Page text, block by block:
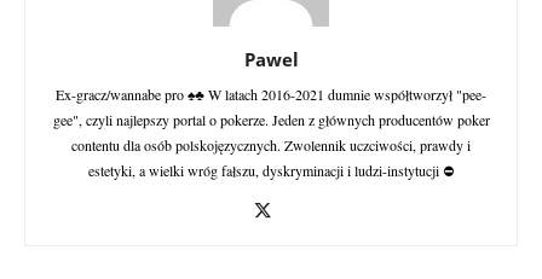
Pawel
Ex-gracz/wannabe pro ♠♣ W latach 2016-2021 dumnie współtworzył "pee-
gee", czyli najlepszy portal o pokerze. Jeden z głównych producentów poker
contentu dla osób polskojęzycznych. Zwolennik uczciwości, prawdy i
estetyki, a wielki wróg fałszu, dyskryminacji i ludzi-instytucji ⛔